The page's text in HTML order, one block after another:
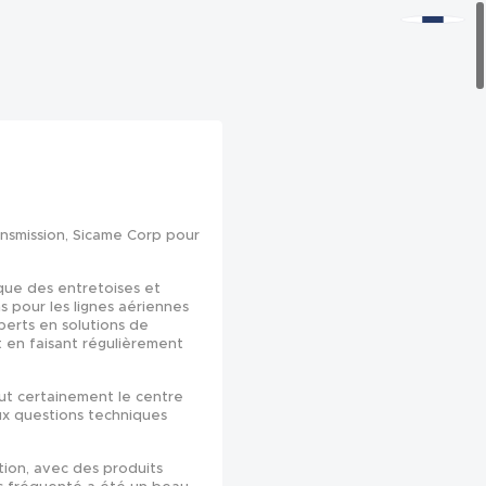
Sicame Corp pour
des entretoises et
pour les lignes aériennes
en solutions de
en faisant régulièrement
certainement le centre
questions techniques
avec des produits